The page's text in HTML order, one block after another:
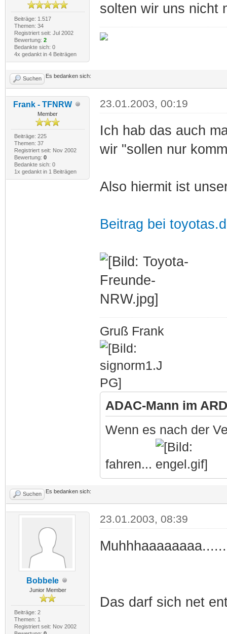
Beiträge: 1.517
Themen: 34
Registriert seit: Jul 2002
Bewertung: 2
Bedankte sich: 0
4x gedankt in 4 Beiträgen
solten wir uns nicht
Suchen Es bedanken sich:
Frank - TFNRW
Member
Beiträge: 225
Themen: 37
Registriert seit: Nov 2002
Bewertung: 0
Bedankte sich: 0
1x gedankt in 1 Beiträgen
23.01.2003, 00:19
Ich hab das auch
wir "sollen nur
Also hiermit ist
Beitrag bei
Gruß Frank
ADAC-Mann im
Wenn es nach der
fahren...
Suchen Es bedanken sich:
Bobbele
Junior Member
Beiträge: 2
Themen: 1
Registriert seit: Nov 2002
23.01.2003, 08:39
Das darf sich net